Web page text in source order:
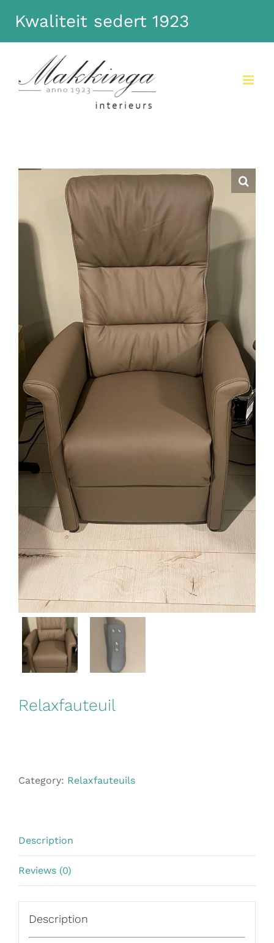
Relaxfauteuil
Category: Relaxfauteuils
Description
Reviews (0)
Description
Kwaliteit sedert 1923